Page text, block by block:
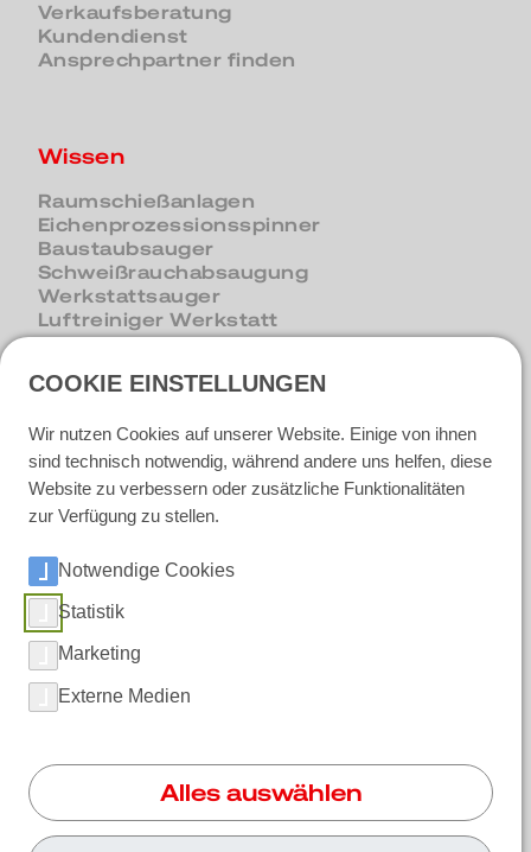
Verkaufsberatung
Kundendienst
Ansprechpartner finden
Wissen
Raumschießanlagen
Eichenprozessionsspinner
Baustaubsauger
Schweißrauchabsaugung
Werkstattsauger
Luftreiniger Werkstatt
Über RUWAC
Fertigung in Riemsloh
Qualität bei RUWAC
Berufserfahrene
Ausbildung und Praktikum
Initiativbewerbung
Soziale Medien
Instagram
COOKIE EINSTELLUNGEN
Wir nutzen Cookies auf unserer Website. Einige von ihnen
sind technisch notwendig, während andere uns helfen, diese
Website zu verbessern oder zusätzliche Funktionalitäten
zur Verfügung zu stellen.
Notwendige Cookies
Statistik
Marketing
Externe Medien
Alles auswählen